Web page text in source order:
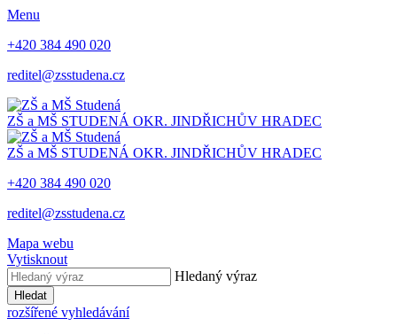
Menu
+420 384 490 020
reditel@zsstudena.cz
ZŠ a MŠ STUDENÁ OKR. JINDŘICHŮV HRADEC
ZŠ a MŠ STUDENÁ OKR. JINDŘICHŮV HRADEC
+420 384 490 020
reditel@zsstudena.cz
Mapa webu
Vytisknout
Hledaný výraz
Hledat
rozšířené vyhledávání